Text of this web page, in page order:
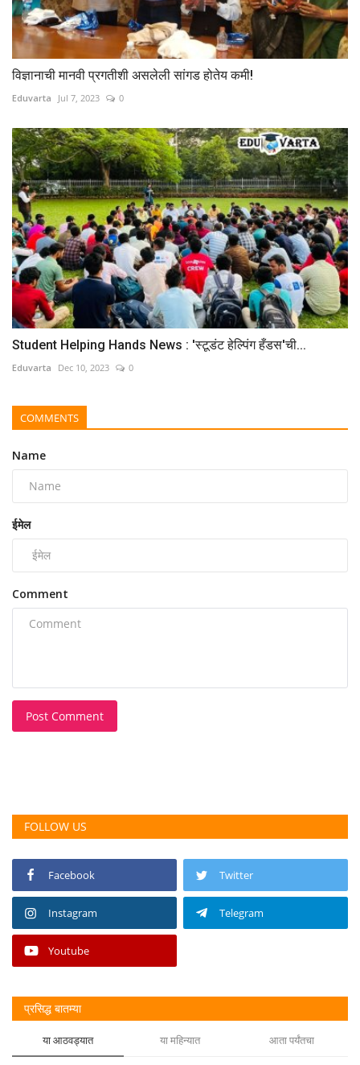
विज्ञानाची मानवी प्रगतीशी असलेली सांगड होतेय कमी!
Eduvarta Jul 7, 2023 0
Student Helping Hands News : 'स्टूडंट हेल्पिंग हँडस'ची...
Eduvarta Dec 10, 2023 0
COMMENTS
Name
ईमेल
Comment
Post Comment
FOLLOW US
Facebook Twitter
Instagram Telegram
Youtube
प्रसिद्ध बातम्या
या आठवड्यात या महिन्यात आता पर्यंतचा